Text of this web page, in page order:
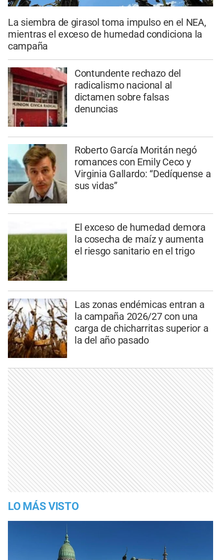
La siembra de girasol toma impulso en el NEA,
mientras el exceso de humedad condiciona la
campaña
Contundente rechazo del
radicalismo nacional al
dictamen sobre falsas
denuncias
Roberto García Moritán negó
romances con Emily Ceco y
Virginia Gallardo: “Dedíquense a
sus vidas”
El exceso de humedad demora
la cosecha de maíz y aumenta
el riesgo sanitario en el trigo
Las zonas endémicas entran a
la campaña 2026/27 con una
carga de chicharritas superior a
la del año pasado
LO MÁS VISTO